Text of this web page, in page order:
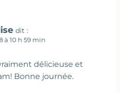
dit :
à 10 h 59 min
délicieuse et
Bonne journée.